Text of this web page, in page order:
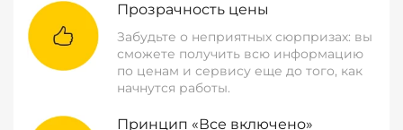
Прозрачность цены
Забудьте о неприятных сюрпризах: вы
сможете получить всю информацию
по ценам и сервису еще до того, как
начнутся работы.
Принцип «Все включено»